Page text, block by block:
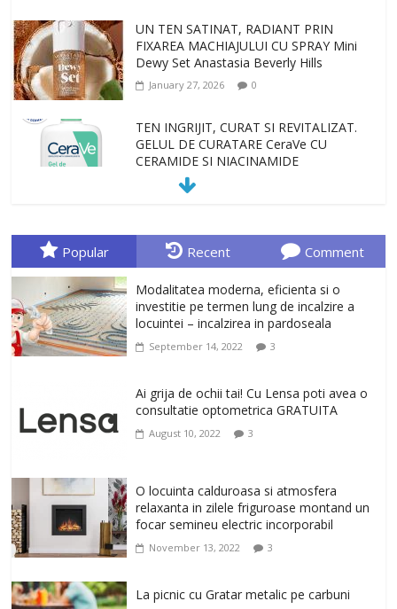
UN TEN SATINAT, RADIANT PRIN
FIXAREA MACHIAJULUI CU SPRAY Mini
Dewy Set Anastasia Beverly Hills
January 27, 2026 0
TEN INGRIJIT, CURAT SI REVITALIZAT.
GELUL DE CURATARE CeraVe CU
CERAMIDE SI NIACINAMIDE
January 23, 2026
ori o provocare. Idei inedite, cadouri
originale, le puteti avea la Giftspot.ro,
alegere buna, Oglinda de baie cu mărire
și iluminare LED
February 20, 2026 0
un corp sanatos si armonios dezvoltat,
cu Flexor Fitness-dispozitiv pentru
Un ten regenerat, fara riduri. Crema
antirid Ivatherm pentru o piele neteda si
elastica.
February 6, 2026 0
Popular Recent Comment
Modalitatea moderna, eficienta si o
investitie pe termen lung de incalzire a
locuintei – incalzirea in pardoseala
September 14, 2022 3
Ai grija de ochii tai! Cu Lensa poti avea o
consultatie optometrica GRATUITA
August 10, 2022 3
O locuinta calduroasa si atmosfera
relaxanta in zilele friguroase montand un
focar semineu electric incorporabil
November 13, 2022 3
La picnic cu Gratar metalic pe carbuni